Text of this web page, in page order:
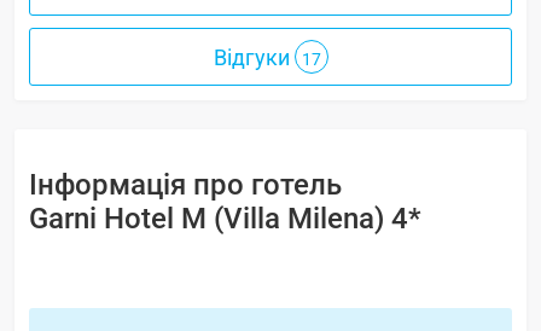
Відгуки 17
Інформація про готель
Garni Hotel M (Villa Milena) 4*